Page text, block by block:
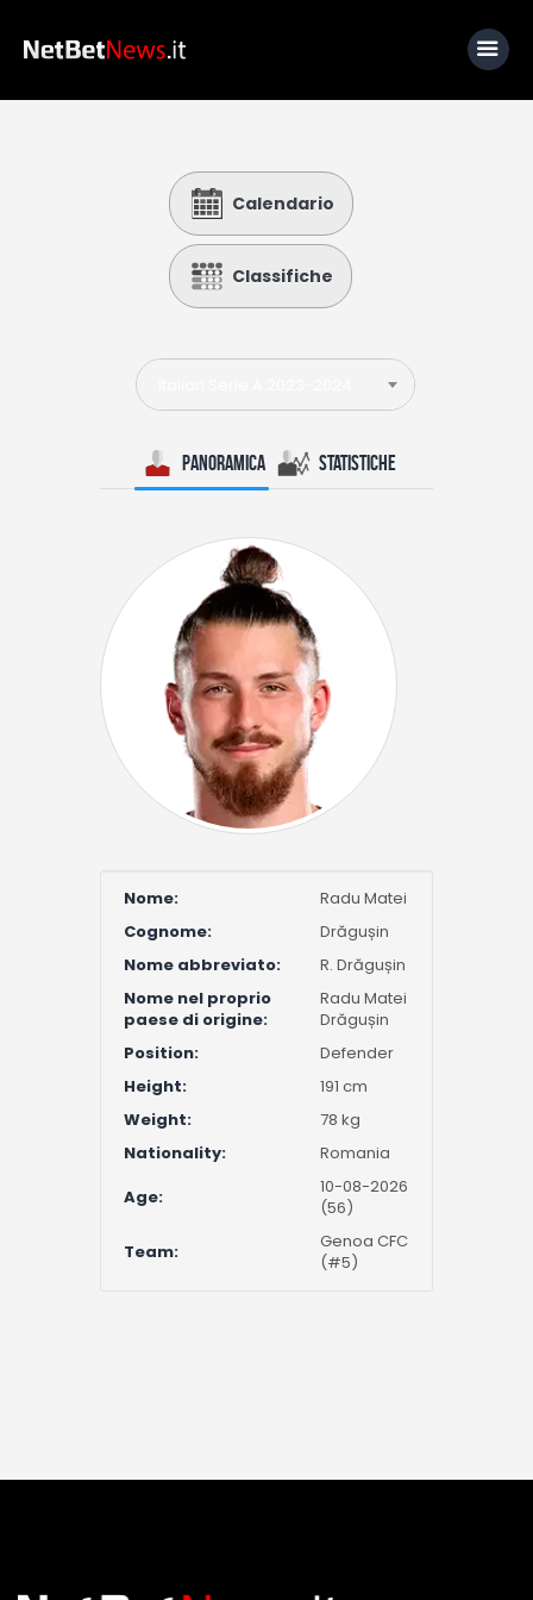
Calcio
Basket
Tennis
Lo Sapevi Che
I consigli di Giulia
Calendario
Classifiche
Panoramica Statistiche
Nome:
Radu Matei
Cognome:
Drăgușin
Nome abbreviato:
R. Drăgușin
Nome nel proprio
paese di origine:
Radu Matei
Drăgușin
Position:
Defender
Height:
191 cm
Weight:
78 kg
Nationality:
Romania
Age:
10-08-2026
(56)
Team:
Genoa CFC
(#5)